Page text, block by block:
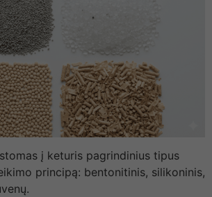
į keturis pagrindinius tipus
principą: bentonitinis, silikoninis,